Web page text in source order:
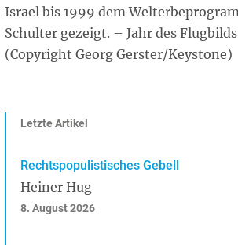
Israel bis 1999 dem
Schulter gezeigt. – Jahr des
(Copyright Georg Gerster/Keystone)
Letzte Artikel
Rechtspopulistisches Gebell
Heiner Hug
8. August 2026